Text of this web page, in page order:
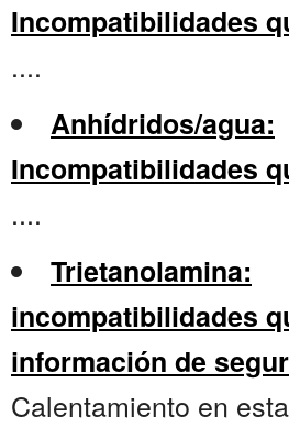
Incompatibilidades
....
Anhídridos/agua:
Incompatibilidades
....
Trietanolamina:
incompatibilidades
información de
Calentamiento en